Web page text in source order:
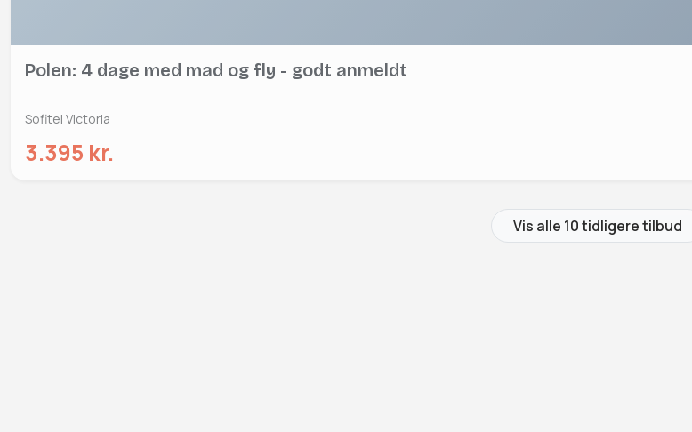
Polen: 4 dage med mad og fly - godt anmeldt
Sofitel Victoria
3.395 kr.
Vis alle 10 tidligere tilbud